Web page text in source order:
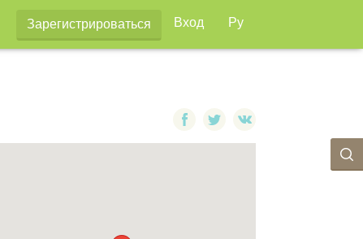
Зарегистрироваться Вход Ру